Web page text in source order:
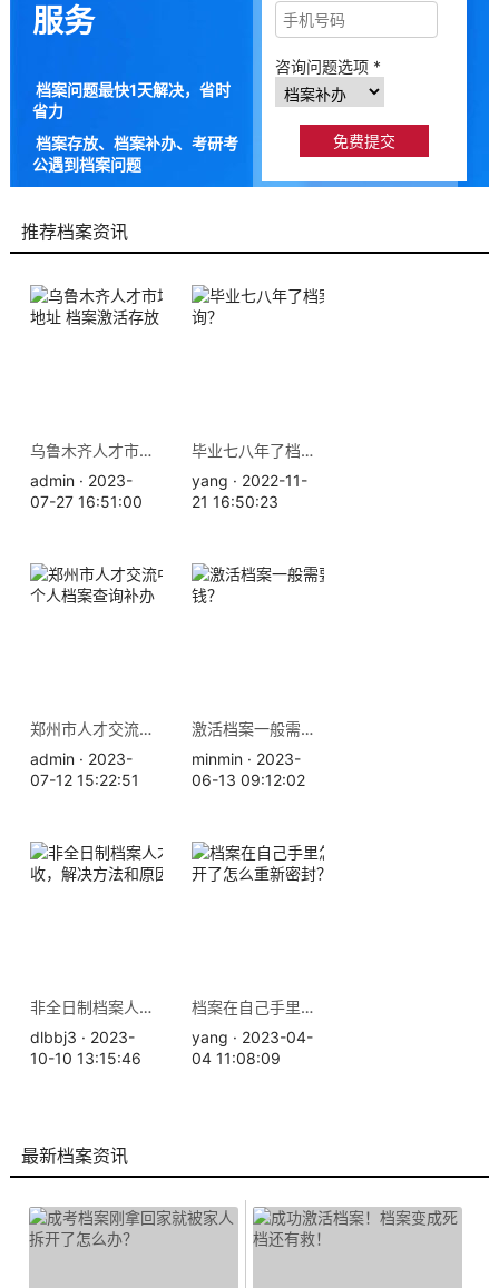
服务
档案问题最快1天解决，省时
省力
档案存放、档案补办、考研考
公遇到档案问题
咨询问题选项 *
推荐档案资讯
乌鲁木齐人才市场服务中心地址 档案激活存放
admin · 2023-
07-27 16:51:00
毕业七八年了档案在哪里查询？
yang · 2022-11-
21 16:50:23
郑州市人才交流中心地址-个人档案查询补办
admin · 2023-
07-12 15:22:51
激活档案一般需要花多少钱？
minmin · 2023-
06-13 09:12:02
非全日制档案人才中心不收，解决方法和原因如下
dlbbj3 · 2023-
10-10 13:15:46
档案在自己手里怎么办，拆开了怎么重新密封？
yang · 2023-04-
04 11:08:09
最新档案资讯